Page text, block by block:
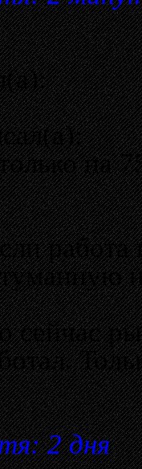
на
сейчас
2 дня